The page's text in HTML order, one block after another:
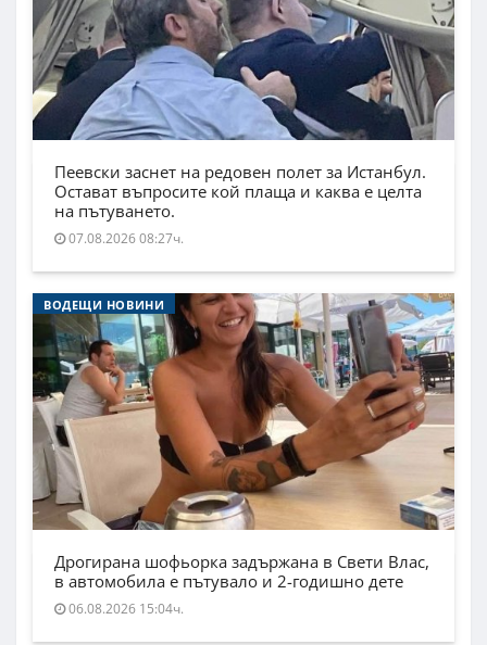
Пеевски заснет на редовен полет за Истанбул.
Остават въпросите кой плаща и каква е целта
на пътуването.
07.08.2026 08:27ч.
ВОДЕЩИ НОВИНИ
Дрогирана шофьорка задържана в Свети Влас,
в автомобила е пътувало и 2-годишно дете
06.08.2026 15:04ч.